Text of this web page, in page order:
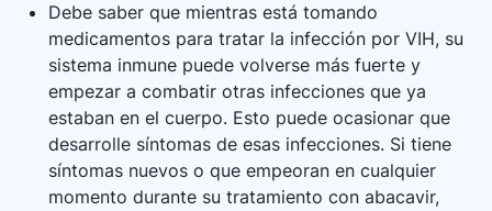
Debe saber que mientras está tomando
medicamentos para tratar la infección por VIH, su
sistema inmune puede volverse más fuerte y
empezar a combatir otras infecciones que ya
estaban en el cuerpo. Esto puede ocasionar que
desarrolle síntomas de esas infecciones. Si tiene
síntomas nuevos o que empeoran en cualquier
momento durante su tratamiento con abacavir,